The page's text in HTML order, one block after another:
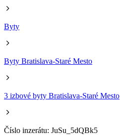
Byty
Byty Bratislava-Staré Mesto
3 izbové byty Bratislava-Staré Mesto
Číslo inzerátu: JuSu_5dQBk5